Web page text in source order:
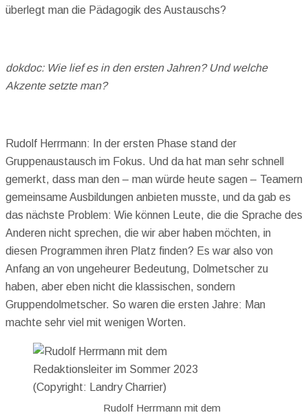
überlegt man die Pädagogik des Austauschs?
dokdoc: Wie lief es in den ersten Jahren? Und welche
Akzente setzte man?
Rudolf Herrmann: In der ersten Phase stand der
Gruppenaustausch im Fokus. Und da hat man sehr schnell
gemerkt, dass man den – man würde heute sagen – Teamern
gemeinsame Ausbildungen anbieten musste, und da gab es
das nächste Problem: Wie können Leute, die die Sprache des
Anderen nicht sprechen, die wir aber haben möchten, in
diesen Programmen ihren Platz finden? Es war also von
Anfang an von ungeheurer Bedeutung, Dolmetscher zu
haben, aber eben nicht die klassischen, sondern
Gruppendolmetscher. So waren die ersten Jahre: Man
machte sehr viel mit wenigen Worten.
Rudolf Herrmann mit dem